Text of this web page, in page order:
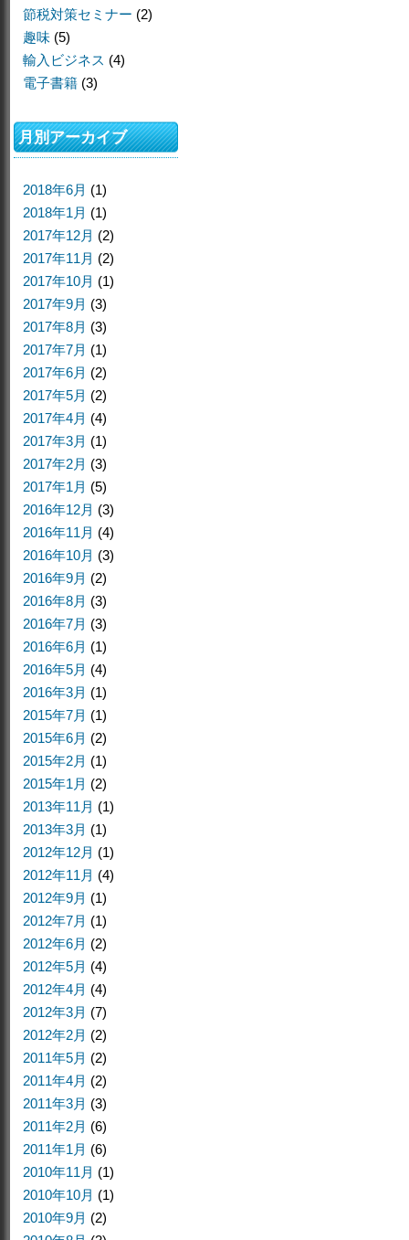
節税対策セミナー (2)
趣味 (5)
輸入ビジネス (4)
電子書籍 (3)
月別アーカイブ
2018年6月 (1)
2018年1月 (1)
2017年12月 (2)
2017年11月 (2)
2017年10月 (1)
2017年9月 (3)
2017年8月 (3)
2017年7月 (1)
2017年6月 (2)
2017年5月 (2)
2017年4月 (4)
2017年3月 (1)
2017年2月 (3)
2017年1月 (5)
2016年12月 (3)
2016年11月 (4)
2016年10月 (3)
2016年9月 (2)
2016年8月 (3)
2016年7月 (3)
2016年6月 (1)
2016年5月 (4)
2016年3月 (1)
2015年7月 (1)
2015年6月 (2)
2015年2月 (1)
2015年1月 (2)
2013年11月 (1)
2013年3月 (1)
2012年12月 (1)
2012年11月 (4)
2012年9月 (1)
2012年7月 (1)
2012年6月 (2)
2012年5月 (4)
2012年4月 (4)
2012年3月 (7)
2012年2月 (2)
2011年5月 (2)
2011年4月 (2)
2011年3月 (3)
2011年2月 (6)
2011年1月 (6)
2010年11月 (1)
2010年10月 (1)
2010年9月 (2)